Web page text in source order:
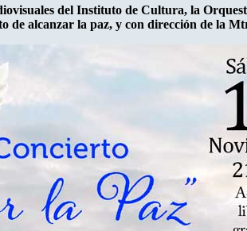
del Instituto de Cultura, la
de alcanzar la paz, y con dirección de la